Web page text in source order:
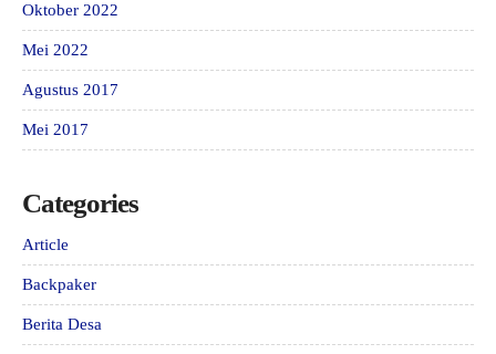
Oktober 2022
Mei 2022
Agustus 2017
Mei 2017
Categories
Article
Backpaker
Berita Desa